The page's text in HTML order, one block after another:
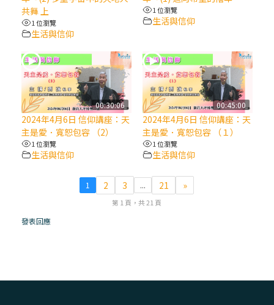
傳」：講耶穌的故事
(4)黃敏正主教帶你做【將臨期避靜】—匝凱
「想看」耶穌，耶穌「走近」匝凱
(3)黃敏正主教帶你做【將臨期避靜】—「轉
念」，吃苦如吃補
(2)黃敏正主教帶你做【將臨期避靜】—
「看」是一門大學問、真正的靈修
共舞 上
1 位瀏覽
生活與信仰
1 位瀏覽
生活與信仰
00:30:06
2024年4月6日 信仰講座：天
主是愛．寬恕包容 （2）
1 位瀏覽
生活與信仰
00:45:00
2024年4月6日 信仰講座：天
主是愛．寬恕包容 （１）
1 位瀏覽
生活與信仰
1 2 3 ... 21 »
第 1 頁，共 21 頁
發表回應